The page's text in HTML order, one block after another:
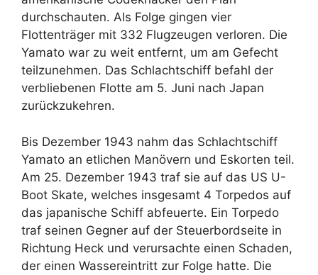
durchschauten. Als Folge gingen vier
Flottenträger mit 332 Flugzeugen verloren. Die
Yamato war zu weit entfernt, um am Gefecht
teilzunehmen. Das Schlachtschiff befahl der
verbliebenen Flotte am 5. Juni nach Japan
zurückzukehren.
Bis Dezember 1943 nahm das Schlachtschiff
Yamato an etlichen Manövern und Eskorten teil.
Am 25. Dezember 1943 traf sie auf das US U-
Boot Skate, welches insgesamt 4 Torpedos auf
das japanische Schiff abfeuerte. Ein Torpedo
traf seinen Gegner auf der Steuerbordseite in
Richtung Heck und verursachte einen Schaden,
der einen Wassereintritt zur Folge hatte. Die